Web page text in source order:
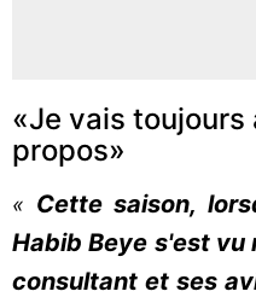
«Je vais toujours
propos»
« Cette saison,
Habib Beye s'est vu
consultant et ses